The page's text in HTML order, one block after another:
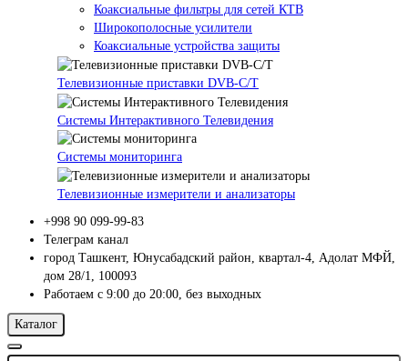
Коаксиальные фильтры для сетей КТВ
Широкополосные усилители
Коаксиальные устройства защиты
Телевизионные приставки DVB-C/T
Системы Интерактивного Телевидения
Системы мониторинга
Телевизионные измерители и анализаторы
+998 90 099-99-83
Телеграм канал
город Ташкент, Юнусабадский район, квартал-4, Адолат МФЙ,
дом 28/1, 100093
Работаем с 9:00 до 20:00, без выходных
Каталог